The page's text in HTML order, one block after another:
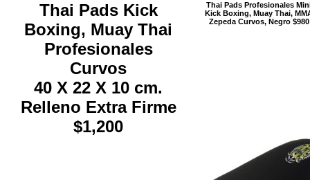
Thai Pads Kick
Boxing, Muay Thai
Profesionales
Curvos
40 X 22 X 10 cm.
Relleno Extra Firme
$1,200
Thai Pads Profesionales
Kick Boxing, Muay Thai,
Zepeda Curvos, Negro $980